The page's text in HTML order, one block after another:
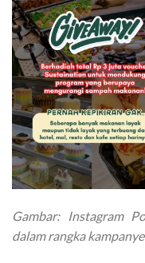
Gambar: Instagram
dalam rangka